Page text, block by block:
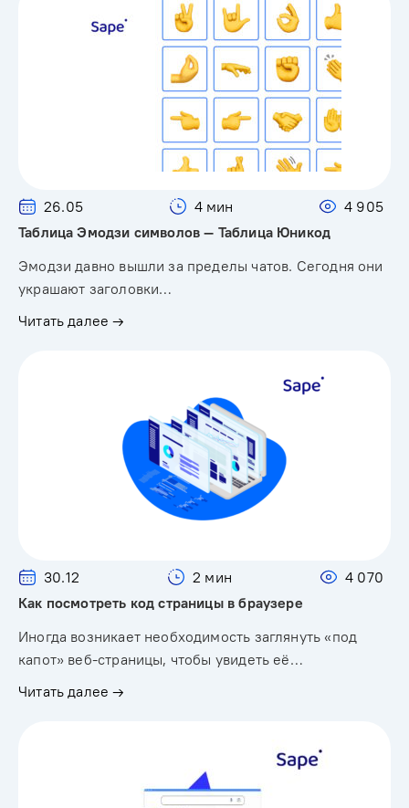
26.05 4 мин
4 905
Таблица Эмодзи символов — Таблица Юникод
Эмодзи давно вышли за пределы чатов. Сегодня они
украшают заголовки…
Читать далее →
30.12 2 мин
4 070
Как посмотреть код страницы в браузере
Иногда возникает необходимость заглянуть «под
капот» веб-страницы, чтобы увидеть её…
Читать далее →